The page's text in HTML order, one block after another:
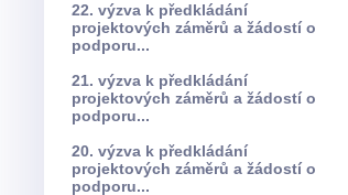
22. výzva k předkládání
projektových záměrů a žádostí o
podporu...
21. výzva k předkládání
projektových záměrů a žádostí o
podporu...
20. výzva k předkládání
projektových záměrů a žádostí o
podporu...